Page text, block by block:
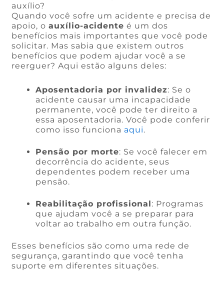
auxílio?
Quando você sofre um acidente e precisa de
apoio, oauxílio-acidente é um dos
benefícios mais importantes que você pode
solicitar. Mas sabia que existem outros
benefícios que podem ajudar você a se
reerguer? Aqui estão alguns deles:
Aposentadoria por invalidez: Se o
acidente causar uma incapacidade
permanente, você pode ter direito a
essa aposentadoria. Você pode conferir
como isso funciona aqui.
Pensão por morte: Se você falecer em
decorrência do acidente, seus
dependentes podem receber uma
pensão.
Reabilitação profissional: Programas
que ajudam você a se preparar para
voltar ao trabalho em outra função.
Esses benefícios são como uma rede de
segurança, garantindo que você tenha
suporte em diferentes situações.